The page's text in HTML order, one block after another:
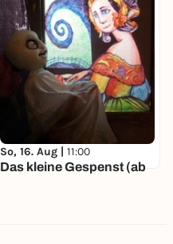
So, 16. Aug | 11:00
Das kleine Gespenst (ab